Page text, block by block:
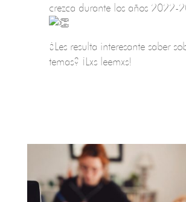
crezca durante los años 2022-
¿Les resulta interesante saber
temas? ¡Lxs leemxs!